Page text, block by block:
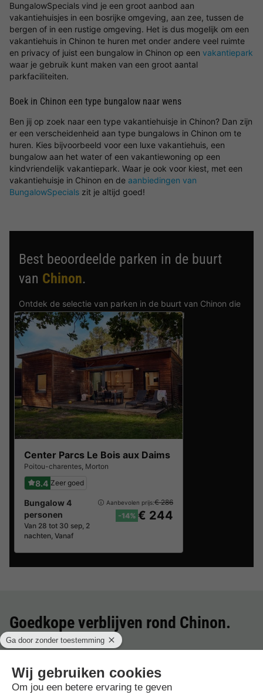
BungalowSpecials vind je een groot aanbod aan
vakantiehuisjes in een bosrijke omgeving, aan zee, tussen de
bergen of in een rustige omgeving. Het is dus mogelijk om een
vakantiehuis in Chinon te huren met onder andere veel ruimte
en privacy of juist een bungalow in Chinon op een vakantiepark
waar je gebruik kunt maken van een groot aantal
parkfaciliteiten.
Boek in Chinon een type bungalow naar wens
Ben jij op zoek naar een type vakantiehuisje in Chinon? Dan zijn
er een verscheidenheid aan type bungalows in Chinon om te
huren. Kies bijvoorbeeld voor een luxe vakantiehuis, een
bungalow aan het water of een vakantiewoning op een
kindvriendelijk vakantiepark. Waar je ook voor kiest, met een
vakantiehuisje in Chinon en de aanbiedingen van
BungalowSpecials zit je altijd goed!
Best beoordeelde parken in de buurt
van Chinon.
Ontdek de selectie van parken in de buurt van Chinon die
door onze gasten als beste zijn beoordeeld
Center Parcs Le Bois aux Daims
Poitou-charentes, Morton
8.4 Zeer goed
Bungalow 4
personen
Van 28 tot 30 sep, 2
nachten, Vanaf
Aanbevolen prijs:€ 286
-14% € 244
Goedkope verblijven rond Chinon.